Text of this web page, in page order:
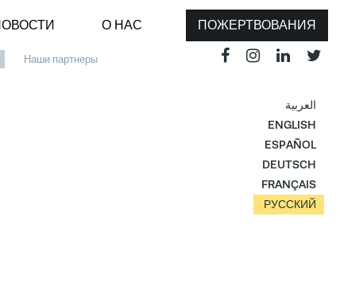
Наши партнеры
О НАС ПОЖЕРТВОВАНИЯ
العربية
ENGLISH
ESPAÑOL
DEUTSCH
FRANÇAIS
РУССКИЙ